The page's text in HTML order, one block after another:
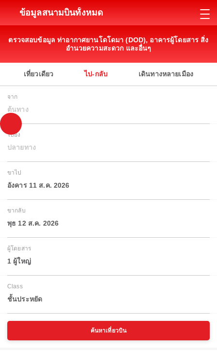
ข้อมูลสนามบินทั้งหมด
ตรวจสอบข้อมูล ท่าอากาศยานโดโดมา (DOD), อาคารผู้โดยสาร สิ่ง
อำนวยความสะดวก และอื่นๆ
เที่ยวเดียว ไป-กลับ เดินทางหลายเมือง
จาก
ต้นทาง
ไปยัง
ปลายทาง
ขาไป
อังคาร 11 ส.ค. 2026
ขากลับ
พุธ 12 ส.ค. 2026
ผู้โดยสาร
1 ผู้ใหญ่
Class
ชั้นประหยัด
ค้นหาเที่ยวบิน